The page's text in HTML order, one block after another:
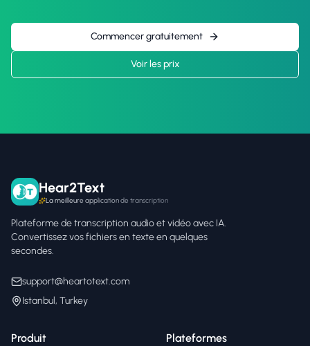
Commencer gratuitement
Voir les prix
Hear2Text
La meilleure application de transcription
Plateforme de transcription audio et vidéo avec IA.
Convertissez vos fichiers en texte en quelques
secondes.
support@heartotext.com
Istanbul, Turkey
Produit Plateformes